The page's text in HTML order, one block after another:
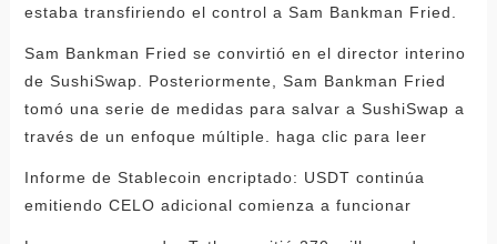
estaba transfiriendo el control a Sam Bankman Fried.
Sam Bankman Fried se convirtió en el director interino
de SushiSwap. Posteriormente, Sam Bankman Fried
tomó una serie de medidas para salvar a SushiSwap a
través de un enfoque múltiple. haga clic para leer
Informe de Stablecoin encriptado: USDT continúa
emitiendo CELO adicional comienza a funcionar